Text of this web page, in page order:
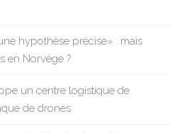
hypothèse précise» : mais
en Norvège ?
un centre logistique de
de drones